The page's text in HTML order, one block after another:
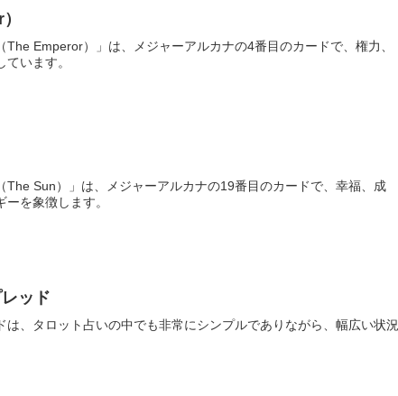
The Emperor）」は、メジャーアルカナの4番目のカードで、権力、
います。
The Sun）」は、メジャーアルカナの19番目のカードで、幸福、成
を象徴します。
ッド
は、タロット占いの中でも非常にシンプルでありながら、幅広い状況